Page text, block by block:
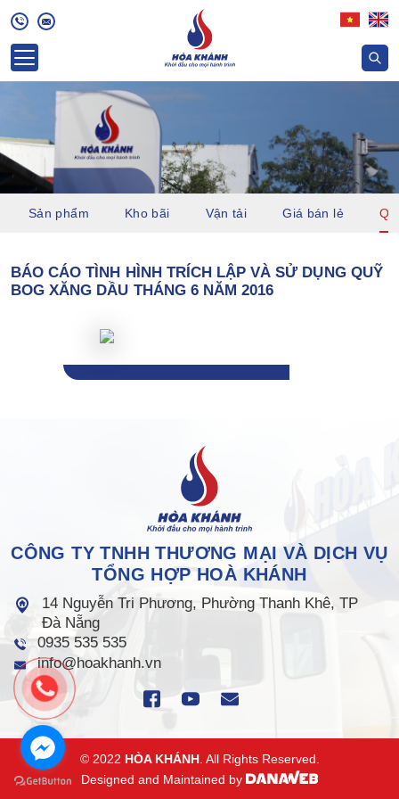
Sản phẩm Kho bãi Vận tải Giá bán lẻ
BÁO CÁO TÌNH HÌNH TRÍCH LẬP VÀ SỬ DỤNG QUỸ
BOG XĂNG DẦU THÁNG 6 NĂM 2016
CÔNG TY TNHH THƯƠNG MẠI VÀ DỊCH VỤ
TỔNG HỢP HOÀ KHÁNH
14 Nguyễn Tri Phương, Phường Thanh Khê, TP
Đà Nẵng
0935 535 535
info@hoakhanh.vn
© 2022 HÒA KHÁNH. All Rights Reserved.
Designed and Maintained by